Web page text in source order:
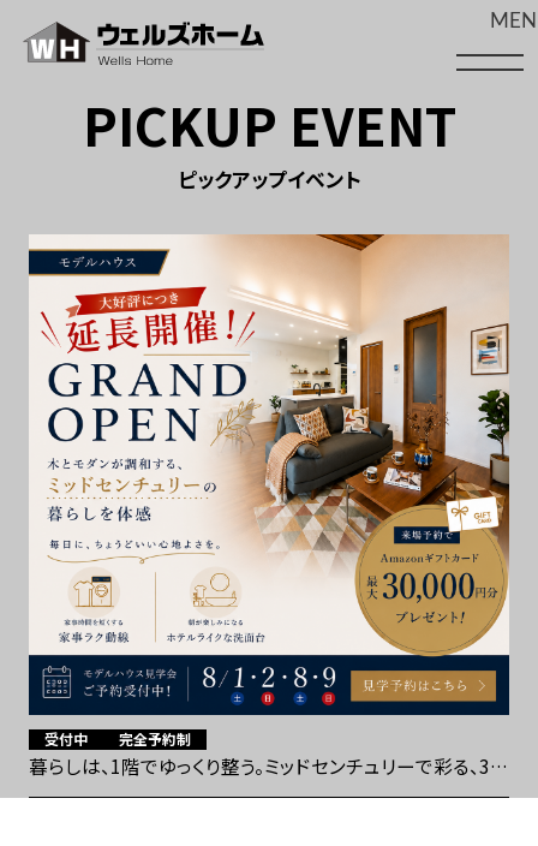
ホーム
最新情報
おすすめの記事
お知らせ
イベント
注文住宅
リフォーム
企画住宅
SmALL
施工事例
注文住宅
建売住宅
土地・建売
土地
建売
モデルハウス
会社案内
スタッフ紹介
採用情報
イベントを見る
無料パンフレットプレゼント
無料相談会を予約する
Instagramから問い合わせ
PICKUP EVENT
ピックアップイベント
受付中 完全予約制
暮らしは、1階でゆっくり整う。ミッドセンチュリーで彩る、31
坪2分の1平屋見学会